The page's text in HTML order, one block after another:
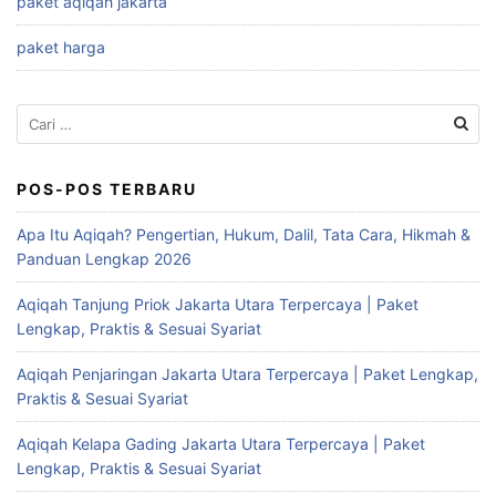
paket harga
Cari
untuk:
POS-POS TERBARU
Apa Itu Aqiqah? Pengertian, Hukum, Dalil, Tata Cara, Hikmah &
Panduan Lengkap 2026
Aqiqah Tanjung Priok Jakarta Utara Terpercaya | Paket
Lengkap, Praktis & Sesuai Syariat
Aqiqah Penjaringan Jakarta Utara Terpercaya | Paket Lengkap,
Praktis & Sesuai Syariat
Aqiqah Kelapa Gading Jakarta Utara Terpercaya | Paket
Lengkap, Praktis & Sesuai Syariat